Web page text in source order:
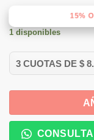
15%
1 disponibles